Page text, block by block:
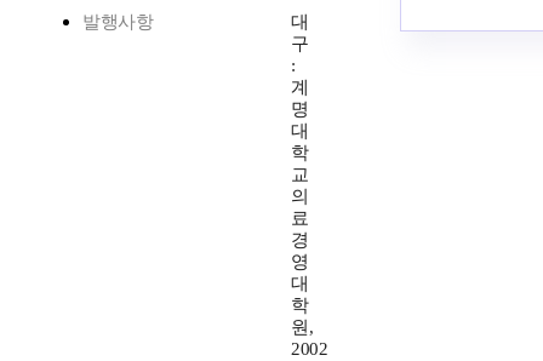
발행사항
대
구
:
계
명
대
학
교
의
료
경
영
대
학
원,
2002